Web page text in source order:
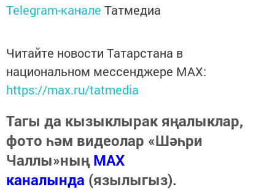
Telegram-канале Татмедиа
Читайте новости Татарстана в
национальном мессенджере MАХ:
https://max.ru/tatmedia
Тагы да кызыклырак яңалыклар,
фото һәм видеолар «Шәһри
Чаллы»ныңMAX
каналында (язылыгыз).